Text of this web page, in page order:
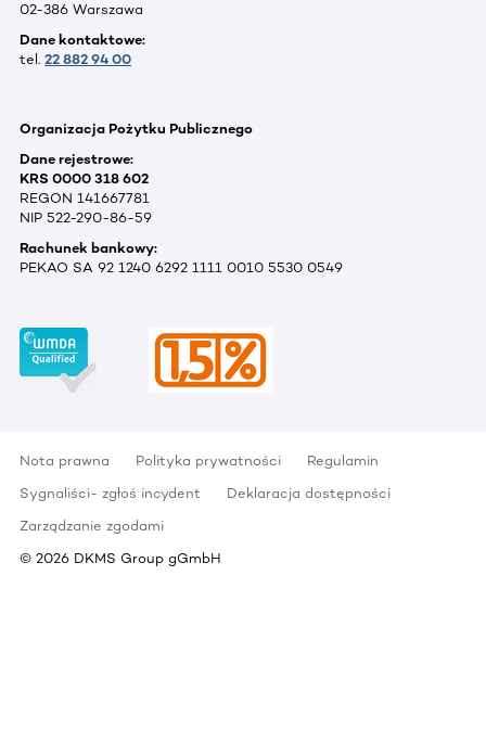
02-386 Warszawa
Dane kontaktowe:
tel. 22 882 94 00
Organizacja Pożytku Publicznego
Dane rejestrowe:
KRS 0000 318 602
REGON 141667781
NIP 522-290-86-59
Rachunek bankowy:
PEKAO SA 92 1240 6292 1111 0010 5530 0549
Nota prawna Polityka prywatności
Regulamin
Sygnaliści- zgłoś incydent
Deklaracja dostępności
Zarządzanie zgodami
© 2026 DKMS Group gGmbH